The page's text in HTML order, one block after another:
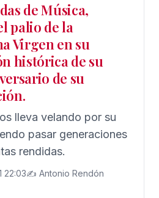
de Música,
palio de la
Virgen en su
histórica de su
de su
lleva velando por su
pasar generaciones
rendidas.
22:03✍️ Antonio Rendón